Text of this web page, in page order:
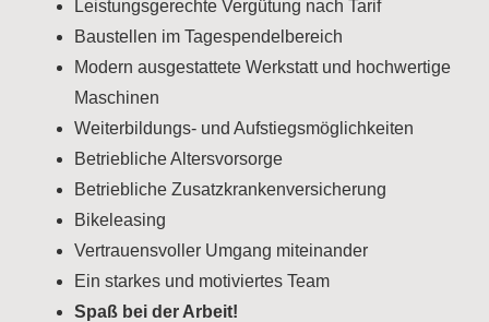
Leistungsgerechte Vergütung nach Tarif
Baustellen im Tagespendelbereich
Modern ausgestattete Werkstatt und hochwertige
Maschinen
Weiterbildungs- und Aufstiegsmöglichkeiten
Betriebliche Altersvorsorge
Betriebliche Zusatzkrankenversicherung
Bikeleasing
Vertrauensvoller Umgang miteinander
Ein starkes und motiviertes Team
Spaß bei der Arbeit!